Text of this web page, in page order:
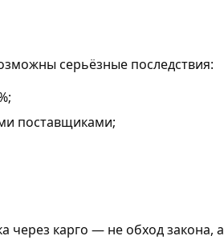
серьёзные последствия:
поставщиками;
через карго — не обход закона, а